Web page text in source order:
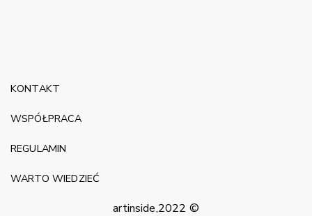
artinside,2022 ©
KONTAKT
WSPÓŁPRACA
REGULAMIN
WARTO WIEDZIEĆ